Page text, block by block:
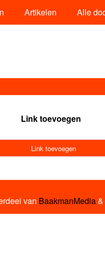
Artikelen Alle
Link toevoegen
Link toevoegen
van BaakmanMedia&